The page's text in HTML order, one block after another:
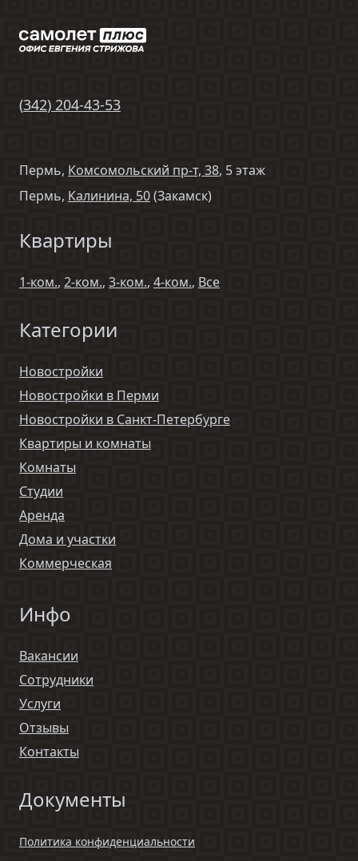
(342) 204-43-53
Пермь, Комсомольский пр-т, 38, 5 этаж
Пермь, Калинина, 50(Закамск)
Квартиры
1-ком., 2-ком., 3-ком., 4-ком., Все
Категории
Новостройки
Новостройки в Перми
Новостройки в Санкт-Петербурге
Квартиры и комнаты
Комнаты
Студии
Аренда
Дома и участки
Коммерческая
Инфо
Вакансии
Сотрудники
Услуги
Отзывы
Контакты
Документы
Политика конфиденциальности